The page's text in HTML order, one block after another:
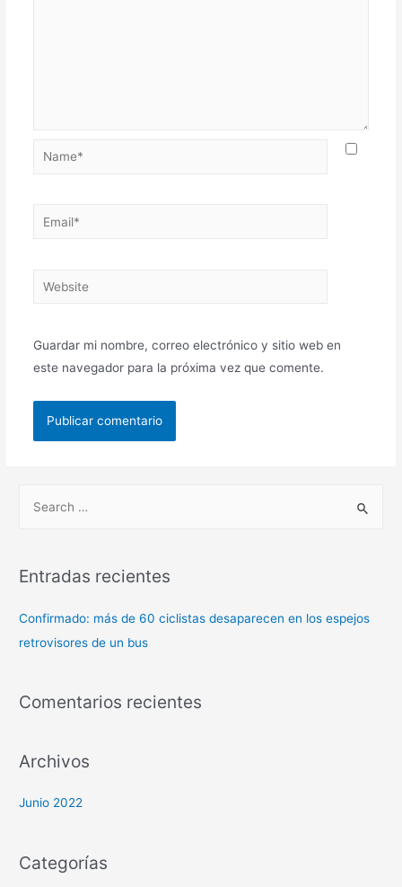
Guardar mi nombre, correo electrónico y sitio web en
este navegador para la próxima vez que comente.
Entradas recientes
Confirmado: más de 60 ciclistas desaparecen en los espejos
retrovisores de un bus
Comentarios recientes
Archivos
Junio 2022
Categorías